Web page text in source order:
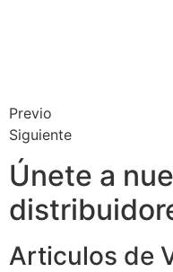
Previo
Siguiente
Únete a
Articulos de